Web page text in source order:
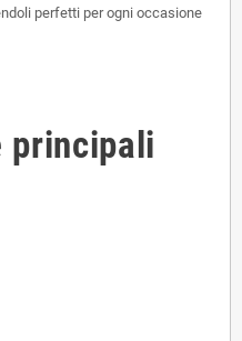
perfetti per ogni occasione
principali